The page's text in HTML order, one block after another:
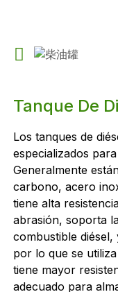
Tanque De
Los tanques de
especializados
Generalmente
carbono, acero
tiene alta
abrasión, soporta
combustible
por lo que se
tiene mayor
adecuado para